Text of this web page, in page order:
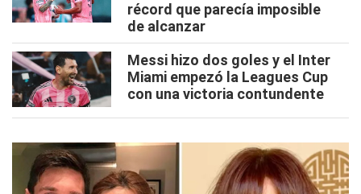
récord que parecía imposible
de alcanzar
Messi hizo dos goles y el Inter
Miami empezó la Leagues Cup
con una victoria contundente